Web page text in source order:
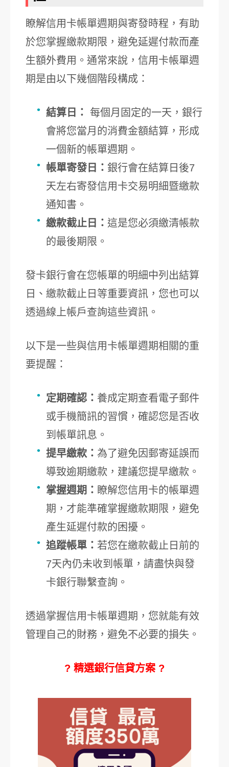
瞭解信用卡帳單週期與寄發時程，有助
於您掌握繳款期限，避免延遲付款而產
生額外費用。通常來說，信用卡帳單週
期是由以下幾個階段構成：
結算日： 每個月固定的一天，銀行
會將您當月的消費金額結算，形成
一個新的帳單週期。
帳單寄發日： 銀行會在結算日後7
天左右寄發信用卡交易明細暨繳款
通知書。
繳款截止日： 這是您必須繳清帳款
的最後期限。
發卡銀行會在您帳單的明細中列出結算
日、繳款截止日等重要資訊，您也可以
透過線上帳戶查詢這些資訊。
以下是一些與信用卡帳單週期相關的重
要提醒：
定期確認： 養成定期查看電子郵件
或手機簡訊的習慣，確認您是否收
到帳單訊息。
提早繳款： 為了避免因郵寄延誤而
導致逾期繳款，建議您提早繳款。
掌握週期： 瞭解您信用卡的帳單週
期，才能準確掌握繳款期限，避免
產生延遲付款的困擾。
追蹤帳單： 若您在繳款截止日前的
7天內仍未收到帳單，請盡快與發
卡銀行聯繫查詢。
透過掌握信用卡帳單週期，您就能有效
管理自己的財務，避免不必要的損失。
? 精選銀行信貸方案 ?